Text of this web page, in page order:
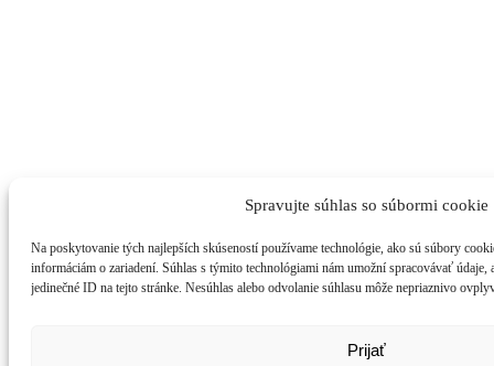
Spravujte súhlas so súbormi cookie
Na poskytovanie tých najlepších skúseností používame technológie, ako sú súbory
informáciám o zariadení. Súhlas s týmito technológiami nám umožní spracovávať údaje,
jedinečné ID na tejto stránke. Nesúhlas alebo odvolanie súhlasu môže nepriaznivo
Prijať